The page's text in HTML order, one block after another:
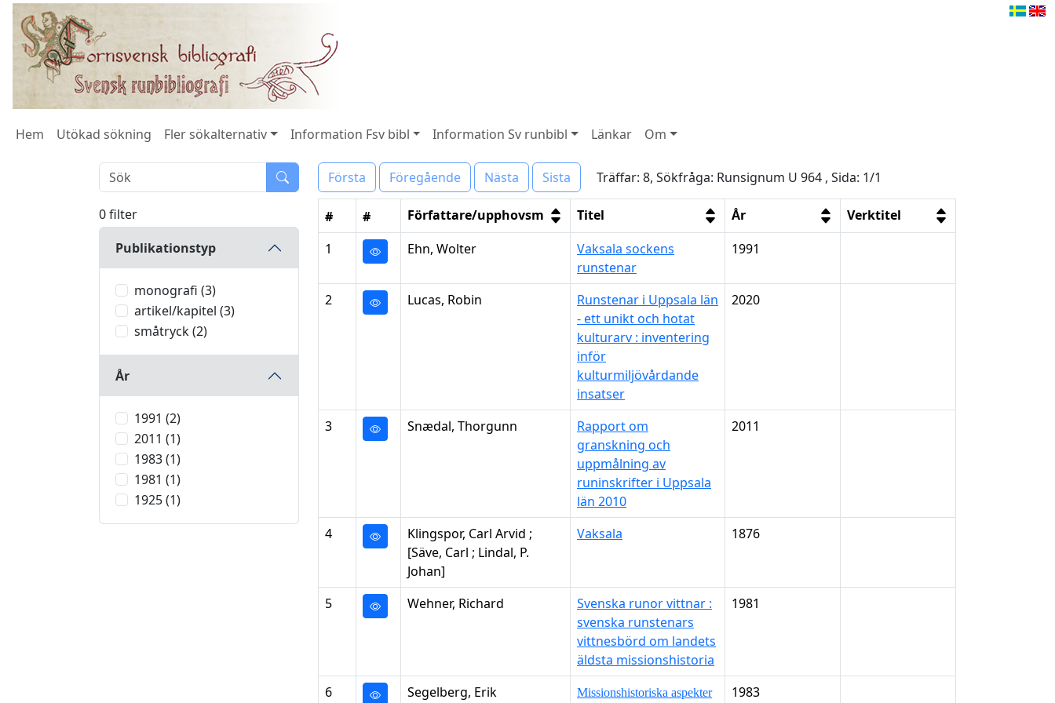
Hem Utökad sökning Fler sökalternativ Information Fsv bibl Information Sv runbibl Länkar Om
0 filter
Publikationstyp
monografi (3)
artikel/kapitel (3)
småtryck (2)
År
1991 (2)
2011 (1)
1983 (1)
1981 (1)
1925 (1)
Första Föregående Nästa Sista Träffar: 8, Sökfråga: Runsignum U 964 , Sida: 1/1
# # Författare/upphovsm Titel År
Verktitel
1
Ehn, Wolter
Vaksala sockens
runstenar
1991
2 Lucas, Robin
Runstenar i Uppsala län
- ett unikt och hotat
kulturarv : inventering
inför
kulturmiljövårdande
insatser
2020
3 Snædal, Thorgunn
Rapport om
granskning och
uppmålning av
runinskrifter i Uppsala
län 2010
2011
4
Klingspor, Carl Arvid ;
[Säve, Carl ; Lindal, P.
Johan]
Vaksala 1876
5 Wehner, Richard
Svenska runor vittnar :
svenska runstenars
vittnesbörd om landets
äldsta missionshistoria
1981
6 Segelberg, Erik Missionshistoriska aspekter 1983